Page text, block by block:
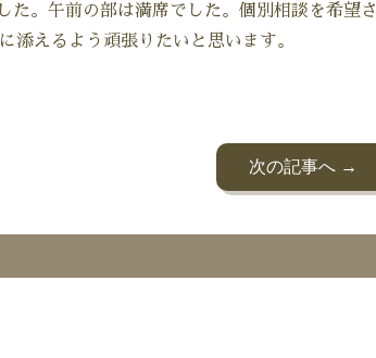
。午前の部は満席でした。個別相談を希望さ
添えるよう頑張りたいと思います。
次の記事へ →